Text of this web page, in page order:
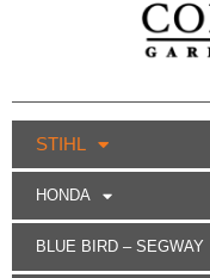
STIHL
HONDA
BLUE BIRD – SEGWAY